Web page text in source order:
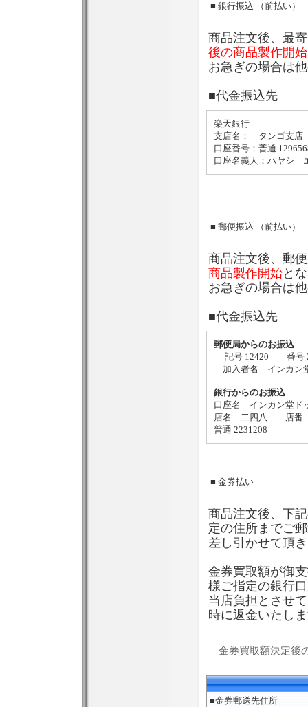
■ 銀行振込 （前払い）
商品注文後、最
後の商品製作開始
お急ぎの場合は
■代金振込先
楽天銀行
支店名： タンゴ支店
口座番号：普通
口座名義人：ハヤシ
■ 郵便振込 （前払い）
商品注文後、郵
商品製作開始と
お急ぎの場合は
■代金振込先
郵便局からのお振込
記号 12420 番号
加入者名 インカン
銀行からのお振込
口座名 インカン堂ド
店名 二四八 店番
普通 2231208
■ 金券払い
商品注文後、下
定の住所までご
差し引かせて頂
金券買取額が御
様ご指定の銀行
当店負担とさせ
時に返金いたし
金券買取額決定後
■金券郵送先住所